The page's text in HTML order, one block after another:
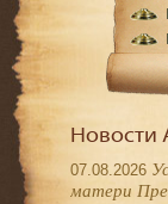
Новости
07.08.2026
матери